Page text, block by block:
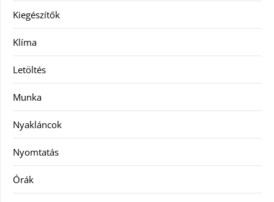
Kiegészítők
Klíma
Letöltés
Munka
Nyakláncok
Nyomtatás
Órák